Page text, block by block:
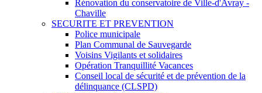
Rénovation du conservatoire de Ville-d'Avray -
Chaville
SECURITE ET PREVENTION
Police municipale
Plan Communal de Sauvegarde
Voisins Vigilants et solidaires
Opération Tranquillité Vacances
Conseil local de sécurité et de prévention de la
délinquance (CLSPD)